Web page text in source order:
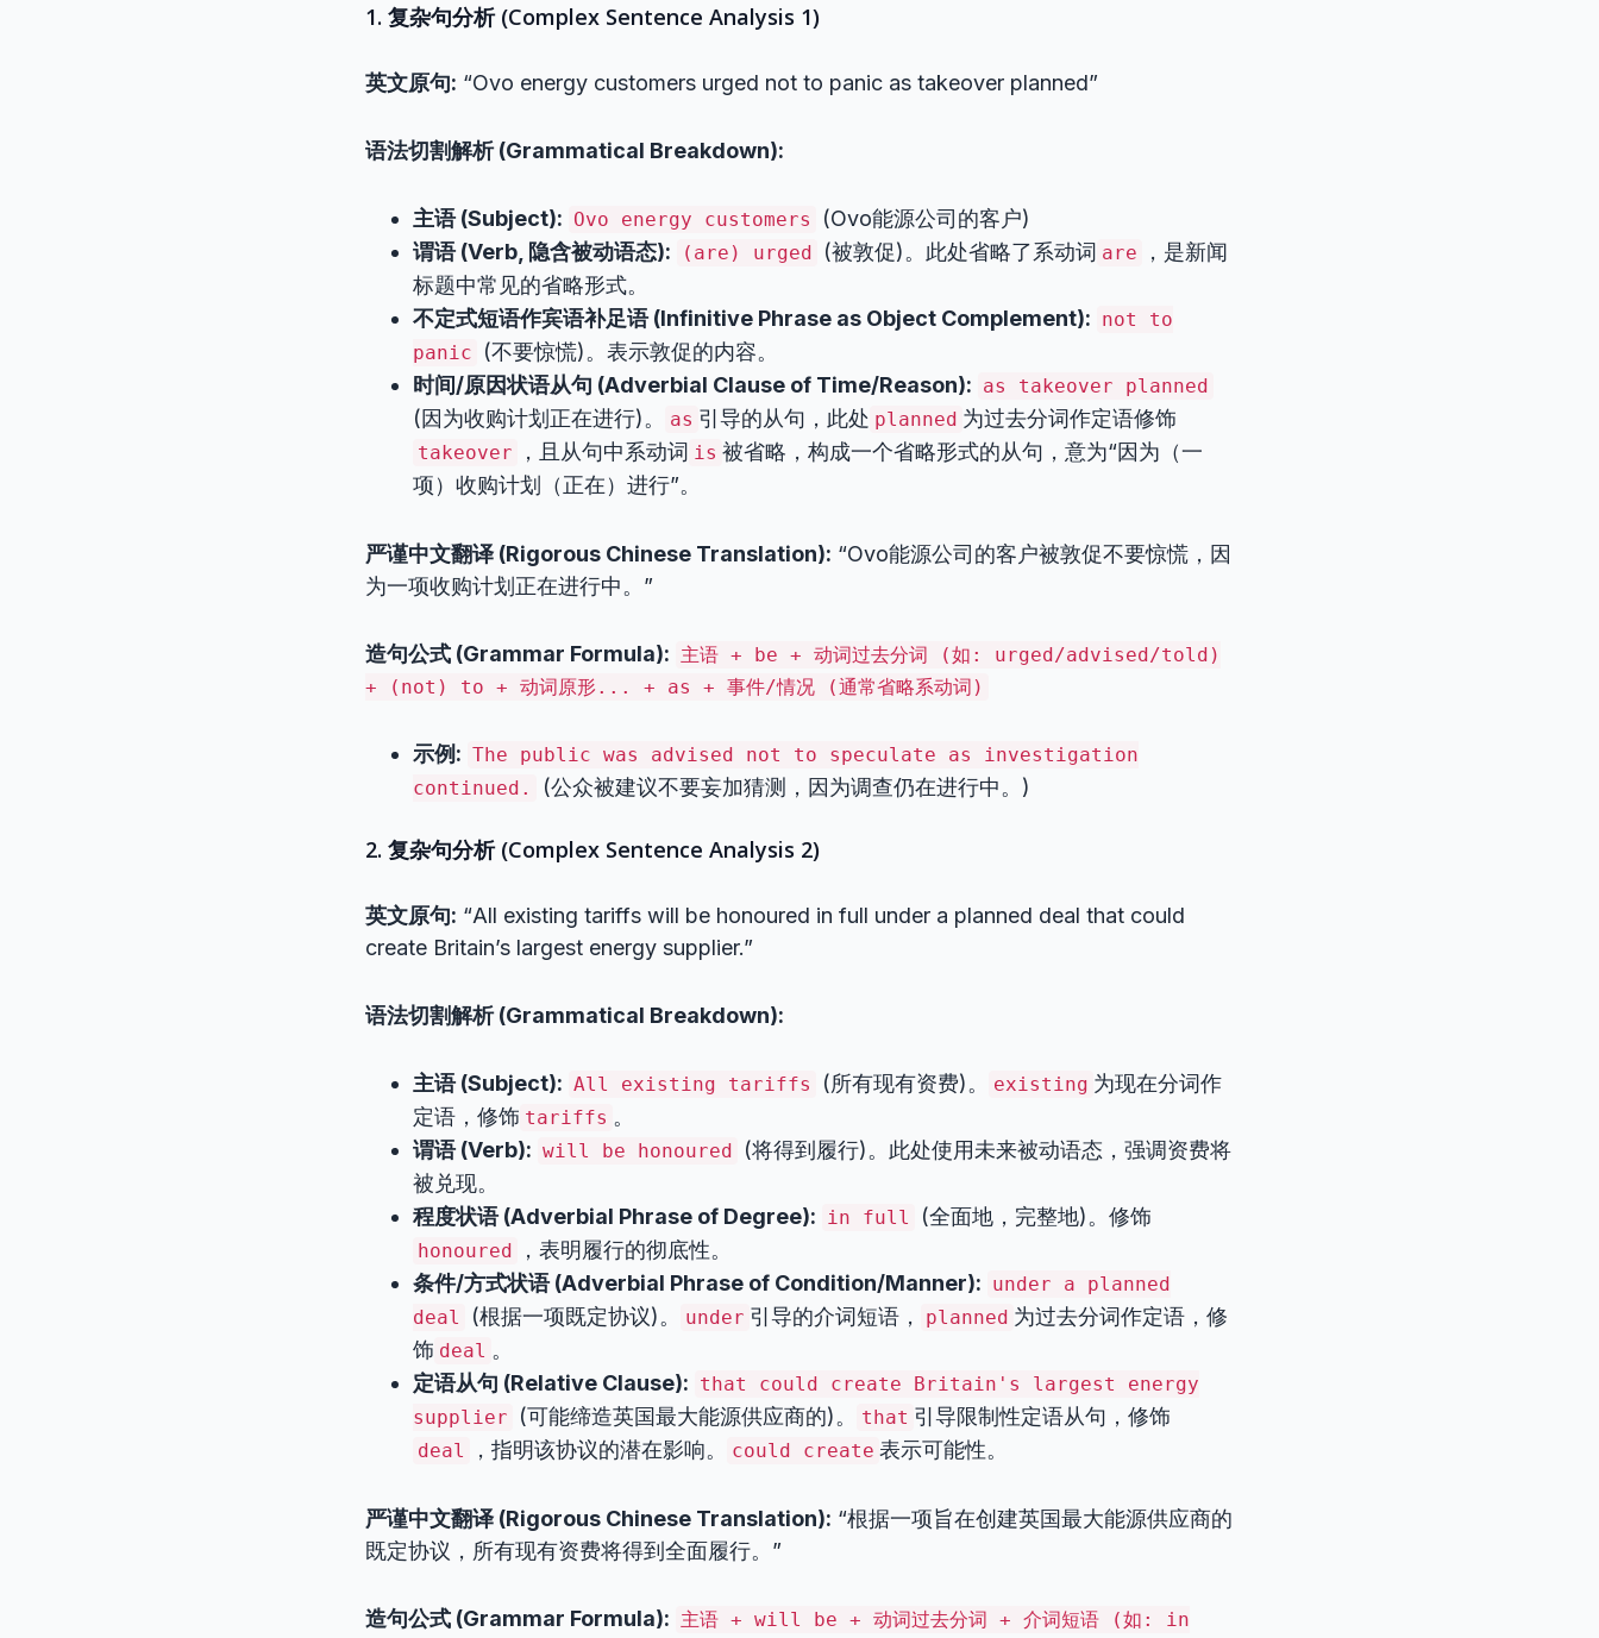
1. 复杂句分析 (Complex Sentence Analysis 1)
英文原句: “Ovo energy customers urged not to panic as takeover planned”
语法切割解析 (Grammatical Breakdown):
主语 (Subject): Ovo energy customers
(Ovo能源公司的客户)
谓语 (Verb, 隐含被动语态):
(are) urged (被敦促)。此处省略了系动词 are
，是新闻
标题中常见的省略形式。
不定式短语作宾语补足语 (Infinitive Phrase as Object Complement): not to
panic
(不要惊慌)。表示敦促的内容。
时间/原因状语从句 (Adverbial Clause of Time/Reason): as takeover planned
(因为收购计划正在进行)。 as 引导的从句，此处 planned 为过去分词作定语修饰
takeover ，且从句中系动词 is 被省略，构成一个省略形式的从句，意为“因为（一
项）收购计划（正在）进行”。
严谨中文翻译 (Rigorous Chinese Translation): “Ovo能源公司的客户被敦促不要惊慌，因
为一项收购计划正在进行中。”
造句公式 (Grammar Formula): 主语 + be + 动词过去分词 (如: urged/advised/told)
+ (not) to + 动词原形... + as + 事件/情况 (通常省略系动词)
示例: The public was advised not to speculate as investigation
continued.
(公众被建议不要妄加猜测，因为调查仍在进行中。)
2. 复杂句分析 (Complex Sentence Analysis 2)
英文原句: “All existing tariffs will be honoured in full under a planned deal that could
create Britain’s largest energy supplier.”
语法切割解析 (Grammatical Breakdown):
主语 (Subject): All existing tariffs (所有现有资费)。 existing 为现在分词作
定语，修饰 tariffs 。
谓语 (Verb): will be honoured
(将得到履行)。此处使用未来被动语态，强调资费将
被兑现。
程度状语 (Adverbial Phrase of Degree):
in full (全面地，完整地)。修饰
honoured
，表明履行的彻底性。
条件/方式状语 (Adverbial Phrase of Condition/Manner): under a planned
deal
(根据一项既定协议)。 under 引导的介词短语， planned 为过去分词作定语，修
饰 deal 。
定语从句 (Relative Clause): that could create Britain's largest energy
supplier
(可能缔造英国最大能源供应商的)。 that 引导限制性定语从句，修饰
deal ，指明该协议的潜在影响。 could create 表示可能性。
严谨中文翻译 (Rigorous Chinese Translation): “根据一项旨在创建英国最大能源供应商的
既定协议，所有现有资费将得到全面履行。”
造句公式 (Grammar Formula): 主语 + will be + 动词过去分词 + 介词短语 (如: in